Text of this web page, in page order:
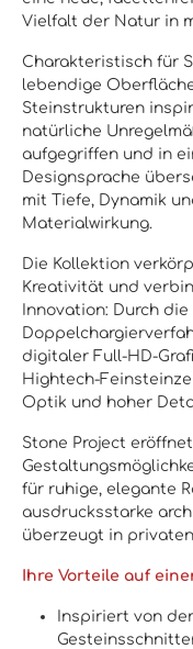
Vielfalt der Natur in
Charakteristisch für
lebendige
Steinstrukturen
natürliche
aufgegriffen und in
Designsprache
mit Tiefe, Dynamik
Materialwirkung.
Die Kollektion
Kreativität und
Innovation: Durch
digitaler Full-HD-
Hightech-
Optik und hoher
Stone Project
für ruhige, elegante
ausdrucksstarke
überzeugt in
Ihre Vorteile auf
Inspiriert von